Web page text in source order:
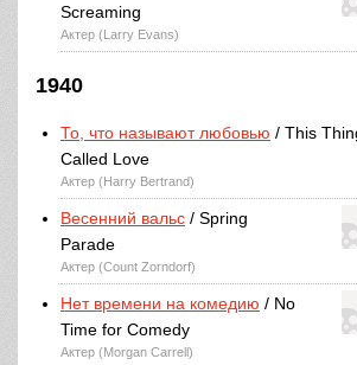
Screaming
Актер (Larry Evans)
1940
То, что называют любовью / This
Called Love
Актер (Harry Bertrand)
Весенний вальс / Spring
Parade
Актер (Count Zorndorf)
Нет времени на комедию / No
Time for Comedy
Актер (Morgan Carrell)